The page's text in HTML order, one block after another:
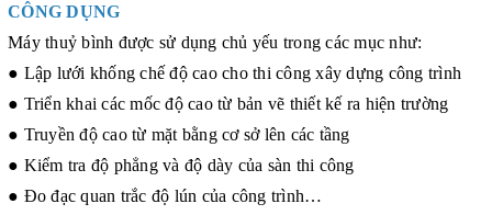
CÔNG DỤNG
Máy thuỷ bình được sử dụng chủ yếu trong các mục như:
● Lập lưới khống chế độ cao cho thi công xây dựng công trình
● Triển khai các mốc độ cao từ bản vẽ thiết kế ra hiện trường
● Truyền độ cao từ mặt bằng cơ sở lên các tầng
● Kiểm tra độ phẳng và độ dày của sàn thi công
● Đo đạc quan trắc độ lún của công trình…